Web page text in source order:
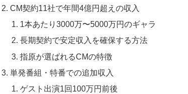
CM契約11社で年間4億円超えの収入
1本あたり3000万〜5000万円のギャラ
長期契約で安定収入を確保する方法
指原が選ばれるCMの特徴
単発番組・特番での追加収入
ゲスト出演1回100万円前後